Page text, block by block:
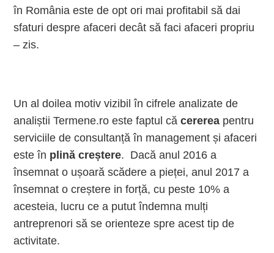
în România este de opt ori mai profitabil să dai
sfaturi despre afaceri decât să faci afaceri propriu
– zis.
Un al doilea motiv vizibil în cifrele analizate de
analiștii Termene.ro este faptul căcererea pentru
serviciile de consultanță în management și afaceri
este în plină creștere. Dacă anul 2016 a
însemnat o ușoară scădere a pieței, anul 2017 a
însemnat o creștere in forță, cu peste 10% a
acesteia, lucru ce a putut îndemna mulți
antreprenori să se orienteze spre acest tip de
activitate.